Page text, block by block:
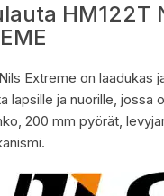
HM122T
Extreme on laadukas
lapsille ja nuorille, jossa
200 mm pyörät,